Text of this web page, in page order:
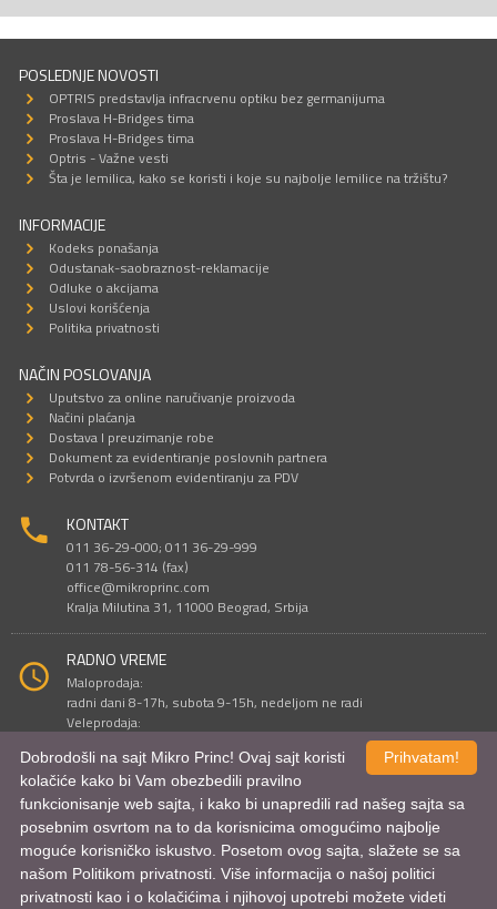
POSLEDNJE NOVOSTI
OPTRIS predstavlja infracrvenu optiku bez germanijuma
Proslava H-Bridges tima
Proslava H-Bridges tima
Optris - Važne vesti
Šta je lemilica, kako se koristi i koje su najbolje lemilice na tržištu?
INFORMACIJE
Kodeks ponašanja
Odustanak-saobraznost-reklamacije
Odluke o akcijama
Uslovi korišćenja
Politika privatnosti
NAČIN POSLOVANJA
Uputstvo za online naručivanje proizvoda
Načini plaćanja
Dostava I preuzimanje robe
Dokument za evidentiranje poslovnih partnera
Potvrda o izvršenom evidentiranju za PDV
KONTAKT
011 36-29-000; 011 36-29-999
011 78-56-314 (fax)
office@mikroprinc.com
Kralja Milutina 31, 11000 Beograd, Srbija
RADNO VREME
Maloprodaja:
radni dani 8-17h, subota 9-15h, nedeljom ne radi
Veleprodaja:
Sve cene su iskazane u dinarima. PDV je uračunat u cenu.
© Mikro Princ 1999 - 2026. Sva prava su zadržana.
Kreirao *nbgcreator |Izdrada Internet prodavnice ,Izrada sajtaimobilnih
aplikacija iSEO optimizacija
Prihvatam!
Dobrodošli na sajt Mikro Princ! Ovaj sajt koristi
kolačiće kako bi Vam obezbedili pravilno
funkcionisanje web sajta, i kako bi unapredili rad našeg sajta sa
posebnim osvrtom na to da korisnicima omogućimo najbolje
moguće korisničko iskustvo. Posetom ovog sajta, slažete se sa
našom Politikom privatnosti. Više informacija o našoj politici
privatnosti kao i o kolačićima i njihovoj upotrebi možete videti